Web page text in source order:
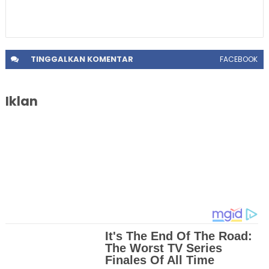
TINGGALKANKOMENTAR FACEBOOK
Iklan